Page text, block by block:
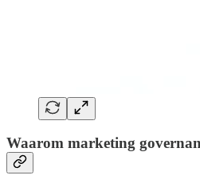
Waarom marketing